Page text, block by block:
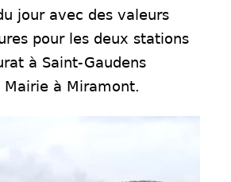
jour avec des valeurs
pour les deux stations
à Saint-Gaudens
à Miramont.